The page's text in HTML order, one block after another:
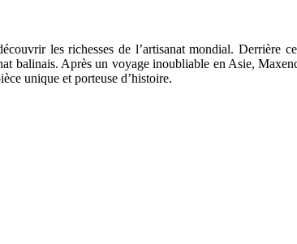
les richesses de l’artisanat mondial. Derrière
balinais. Après un voyage inoubliable en Asie,
unique et porteuse d’histoire.